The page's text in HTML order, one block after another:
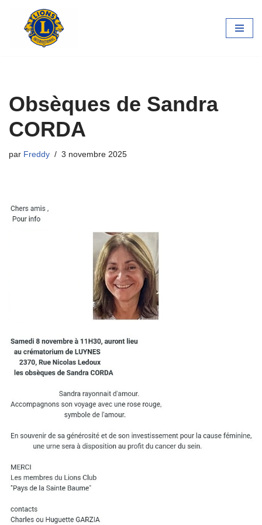
Aller
Obsèques de Sandra
CORDA
par Freddy 3 novembre 2025